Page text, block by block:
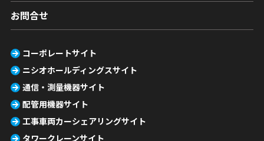
お問合せ
コーポレートサイト
ニシオホールディングスサイト
通信・測量機器サイト
配管用機器サイト
工事車両カーシェアリングサイト
タワークレーンサイト